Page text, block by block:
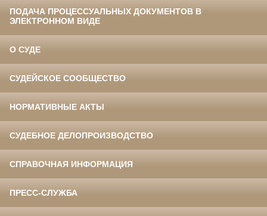
ПОДАЧА ПРОЦЕССУАЛЬНЫХ ДОКУМЕНТОВ В
ЭЛЕКТРОННОМ ВИДЕ
О СУДЕ
СУДЕЙСКОЕ СООБЩЕСТВО
НОРМАТИВНЫЕ АКТЫ
СУДЕБНОЕ ДЕЛОПРОИЗВОДСТВО
СПРАВОЧНАЯ ИНФОРМАЦИЯ
ПРЕСС-СЛУЖБА